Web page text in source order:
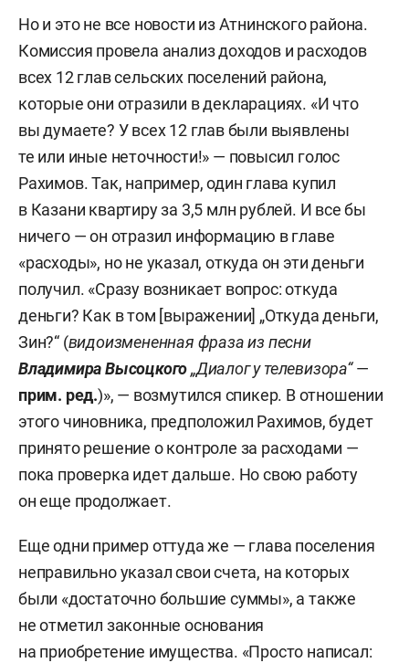
Но и это не все новости из Атнинского района.
Комиссия провела анализ доходов и расходов
всех 12 глав сельских поселений района,
которые они отразили в декларациях. «И что
вы думаете? У всех 12 глав были выявлены
те или иные неточности!» — повысил голос
Рахимов. Так, например, один глава купил
в Казани квартиру за 3,5 млн рублей. И все бы
ничего — он отразил информацию в главе
«расходы», но не указал, откуда он эти деньги
получил. «Сразу возникает вопрос: откуда
деньги? Как в том [выражении] „Откуда деньги,
Зин?“ (видоизмененная фраза из песни
Владимира Высоцкого„Диалог у телевизора“—
прим. ред.)», — возмутился спикер. В отношении
этого чиновника, предположил Рахимов, будет
принято решение о контроле за расходами —
пока проверка идет дальше. Но свою работу
он еще продолжает.
Еще одни пример оттуда же — глава поселения
неправильно указал свои счета, на которых
были «достаточно большие суммы», а также
не отметил законные основания
на приобретение имущества. «Просто написал: